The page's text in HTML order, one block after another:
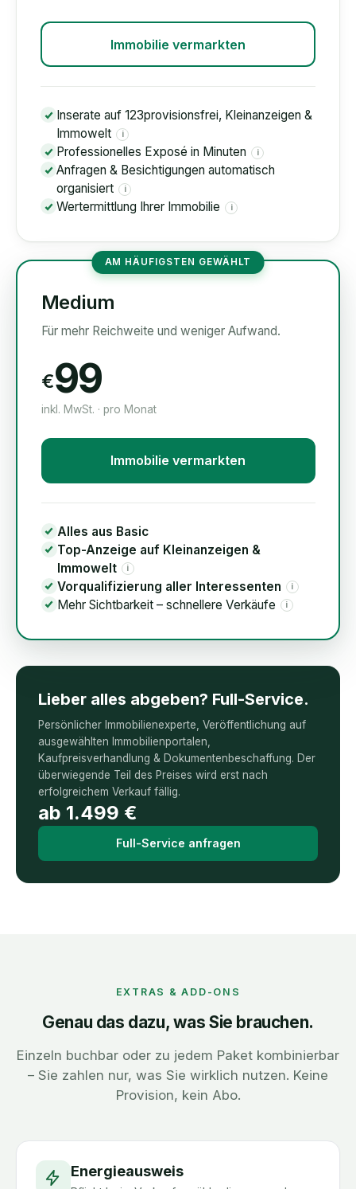
Immobilie vermarkten
Inserate auf 123provisionsfrei, Kleinanzeigen &
Immowelt
i
Professionelles Exposé in Minuten i
Anfragen & Besichtigungen automatisch
organisiert
i
Wertermittlung Ihrer Immobilie i
AM HÄUFIGSTEN GEWÄHLT
Medium
Für mehr Reichweite und weniger Aufwand.
€99
inkl. MwSt. · pro Monat
Immobilie vermarkten
Alles aus Basic
Top-Anzeige auf Kleinanzeigen &
Immowelt
i
Vorqualifizierung aller Interessenten i
Mehr Sichtbarkeit – schnellere Verkäufe i
Lieber alles abgeben? Full-Service.
Persönlicher Immobilienexperte, Veröffentlichung auf
ausgewählten Immobilienportalen,
Kaufpreisverhandlung & Dokumentenbeschaffung. Der
überwiegende Teil des Preises wird erst nach
erfolgreichem Verkauf fällig.
ab 1.499 €
Full-Service anfragen
EXTRAS & ADD-ONS
Genau das dazu, was Sie brauchen.
Einzeln buchbar oder zu jedem Paket kombinierbar
– Sie zahlen nur, was Sie wirklich nutzen. Keine
Provision, kein Abo.
Energieausweis